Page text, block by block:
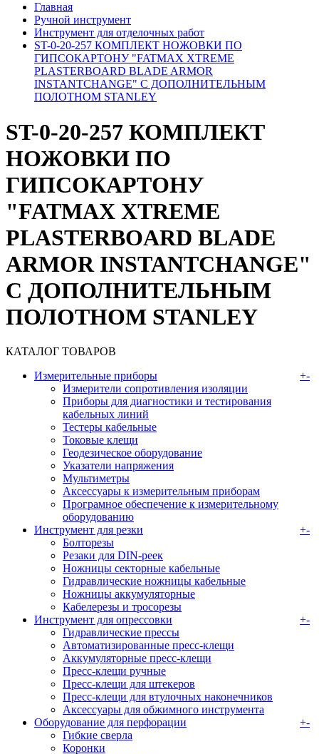
Главная
Ручной инструмент
Инструмент для отделочных работ
ST-0-20-257 КОМПЛЕКТ НОЖОВКИ ПО
ГИПСОКАРТОНУ "FATMAX XTREME
PLASTERBOARD BLADE ARMOR
INSTANTCHANGE" С ДОПОЛНИТЕЛЬНЫМ
ПОЛОТНОМ STANLEY
ST-0-20-257 КОМПЛЕКТ
НОЖОВКИ ПО
ГИПСОКАРТОНУ
"FATMAX XTREME
PLASTERBOARD BLADE
ARMOR INSTANTCHANGE"
С ДОПОЛНИТЕЛЬНЫМ
ПОЛОТНОМ STANLEY
КАТАЛОГ ТОВАРОВ
Измерительные приборы
+-
Измерители сопротивления изоляции
Приборы для диагностики и тестирования
кабельных линий
Тестеры кабельные
Токовые клещи
Геодезическое оборудование
Указатели напряжения
Мультиметры
Аксессуары к измерительным приборам
Програмное обеспечение к измерительному
оборудованию
Инструмент для резки
+-
Болторезы
Резаки для DIN-реек
Ножницы секторные кабельные
Гидравлические ножницы кабельные
Ножницы аккумуляторные
Кабелерезы и тросорезы
Инструмент для опрессовки
+-
Гидравлические прессы
Автоматизированные пресс-клещи
Аккумуляторные преcс-клещи
Пресс-клещи ручные
Пресс-клещи для штекеров
Пресс-клещи для втулочных наконечников
Аксессуары для обжимного инструмента
Оборудование для перфорации
+-
Гибкие сверла
Коронки